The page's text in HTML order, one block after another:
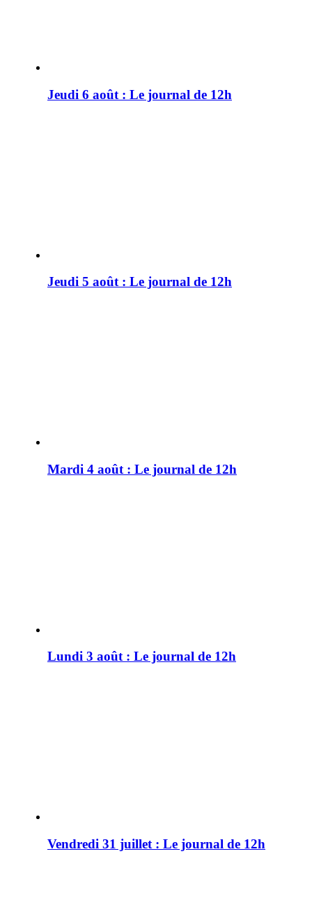
Jeudi 6 août : Le journal de 12h
Jeudi 5 août : Le journal de 12h
Mardi 4 août : Le journal de 12h
Lundi 3 août : Le journal de 12h
Vendredi 31 juillet : Le journal de 12h